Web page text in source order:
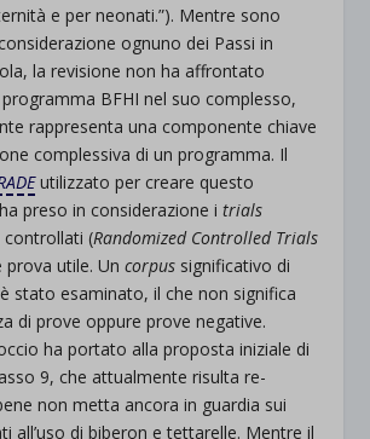
e per neonati.”). Mentre sono
ognuno dei Passi in
la revisione non ha affrontato
programma BFHI nel suo complesso,
rappresenta una componente chiave
complessiva di un programma. Il
utilizzato per creare questo
preso in considerazione itrials
(Randomized Controlled Trials
prova utile. Uncorpus significativo di
stato esaminato, il che non significa
di prove oppure prove negative.
ha portato alla proposta iniziale di
9, che attualmente risulta re-
non metta ancora in guardia sui
all’uso di biberon e tettarelle. Mentre il